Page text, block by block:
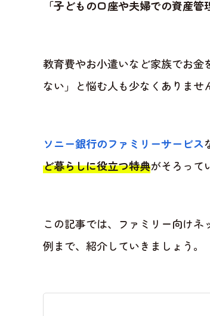
「子どもの口座や夫婦での資産
教育費やお小遣いなど家族でお金
ない」と悩む人も少なくありませ
ソニー銀行のファミリーサービス
ど暮らしに役立つ特典がそろって
この記事では、ファミリー向け
例まで、紹介していきましょう。